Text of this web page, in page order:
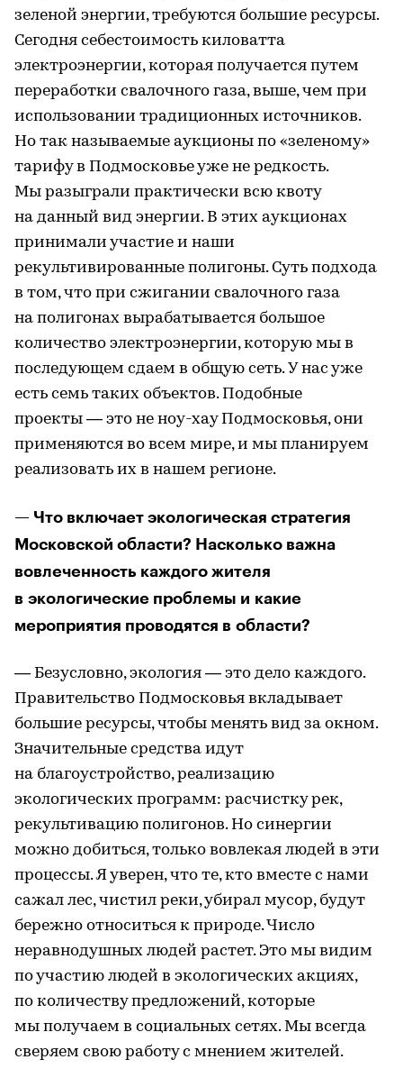
зеленой энергии, требуются большие ресурсы.
Сегодня себестоимость киловатта
электроэнергии, которая получается путем
переработки свалочного газа, выше, чем при
использовании традиционных источников.
Но так называемые аукционы по «зеленому»
тарифу в Подмосковье уже не редкость.
Мы разыграли практически всю квоту
на данный вид энергии. В этих аукционах
принимали участие и наши
рекультивированные полигоны. Суть подхода
в том, что при сжигании свалочного газа
на полигонах вырабатывается большое
количество электроэнергии, которую мы в
последующем сдаем в общую сеть. У нас уже
есть семь таких объектов. Подобные
проекты — это не ноу-хау Подмосковья, они
применяются во всем мире, и мы планируем
реализовать их в нашем регионе.
— Что включает экологическая стратегия
Московской области? Насколько важна
вовлеченность каждого жителя
в экологические проблемы и какие
мероприятия проводятся в области?
— Безусловно, экология — это дело каждого.
Правительство Подмосковья вкладывает
большие ресурсы, чтобы менять вид за окном.
Значительные средства идут
на благоустройство, реализацию
экологических программ: расчистку рек,
рекультивацию полигонов. Но синергии
можно добиться, только вовлекая людей в эти
процессы. Я уверен, что те, кто вместе с нами
сажал лес, чистил реки, убирал мусор, будут
бережно относиться к природе. Число
неравнодушных людей растет. Это мы видим
по участию людей в экологических акциях,
по количеству предложений, которые
мы получаем в социальных сетях. Мы всегда
сверяем свою работу с мнением жителей.